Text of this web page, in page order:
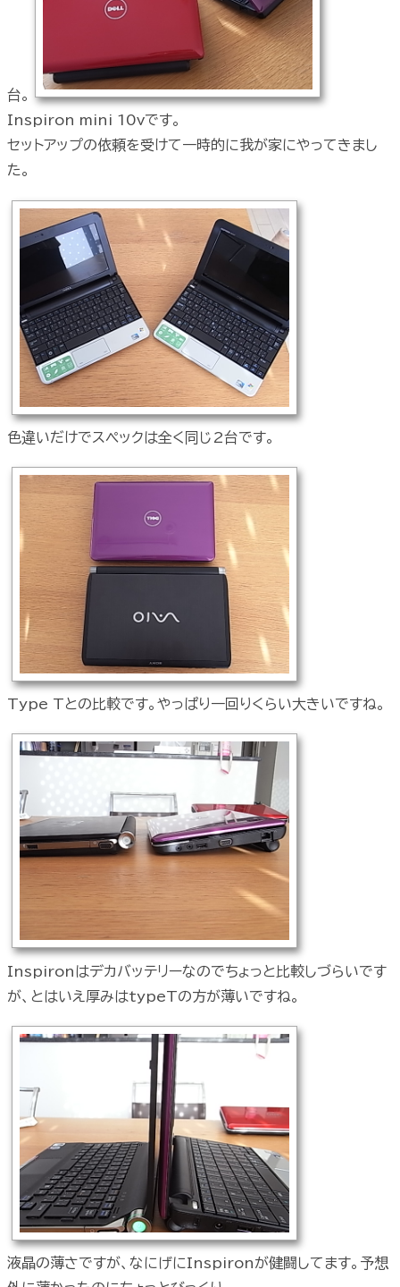
台。
Inspiron mini 10vです。
セットアップの依頼を受けて一時的に我が家にやってきまし
た。
色違いだけでスペックは全く同じ2台です。
Type Tとの比較です。やっぱり一回りくらい大きいですね。
Inspironはデカバッテリーなのでちょっと比較しづらいです
が、とはいえ厚みはtypeTの方が薄いですね。
液晶の薄さですが、なにげにInspironが健闘してます。予想